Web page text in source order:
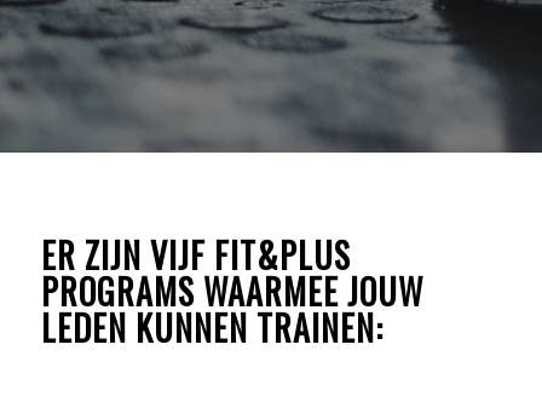
ER ZIJN VIJF FIT&PLUS
PROGRAMS WAARMEE JOUW
LEDEN KUNNEN TRAINEN: